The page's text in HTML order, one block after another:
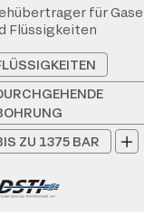
für Gase
Flüssigkeiten
ZU 1375 BAR